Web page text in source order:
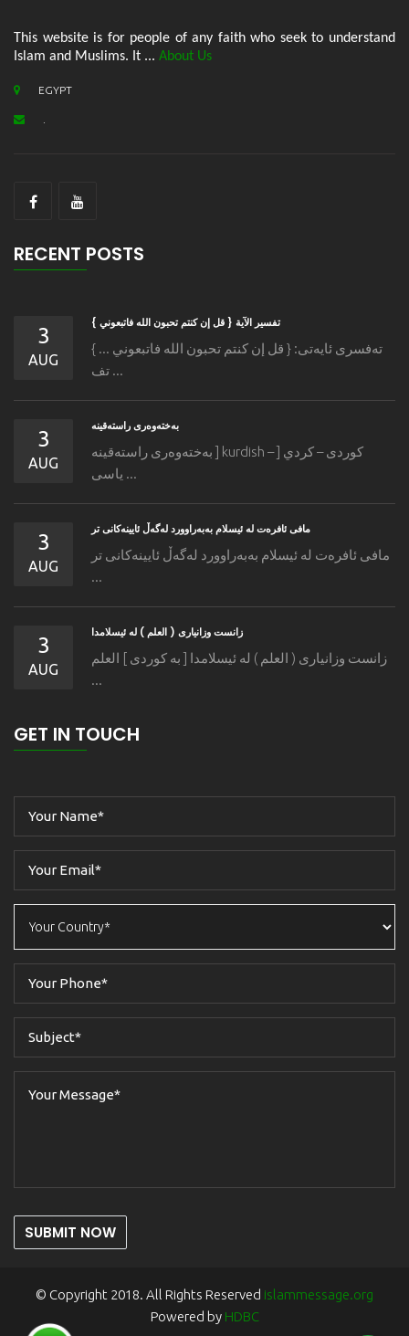
This website is for people of any faith who seek to understand
Islam and Muslims. It ... About Us
EGYPT
RECENT POSTS
3
AUG
تفسير الآية { قل إن كنتم تحبون الله فاتبعوني }
ته‌فسری ئایه‌تی: { قل إن كنتم تحبون الله فاتبعوني ... }
تف ...
3
AUG
به‌خته‌وه‌رى راسته‌قینه
به‌خته‌وه‌رى راسته‌قینه ] kurdish – كوردی – كردي [
یاسی ...
3
AUG
مافى ئافره‌ت له‌ ئیسلام به‌به‌راوورد له‌گه‌ڵ ئایینه‌کانی تر
مافى ئافره‌ت له‌ ئیسلام به‌به‌راوورد له‌گه‌ڵ ئایینه‌کانی تر
...
3
AUG
زانست وزانیاری ( العلم ) له ئیسلامدا
زانست وزانیاری ( العلم ) له ئیسلامدا [ به كوردی ] العلم
...
GET IN TOUCH
SUBMIT NOW
© Copyright 2018. All Rights Reserved islammessage.org
Powered by HDBC